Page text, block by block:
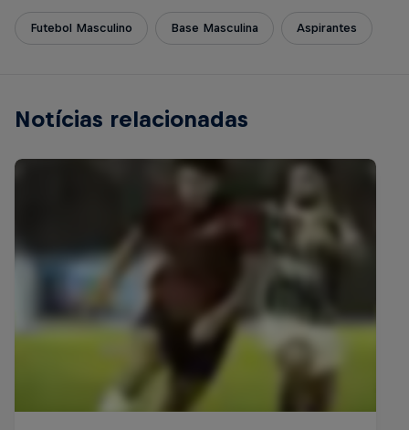
Futebol Masculino Base Masculina Aspirantes
Notícias relacionadas